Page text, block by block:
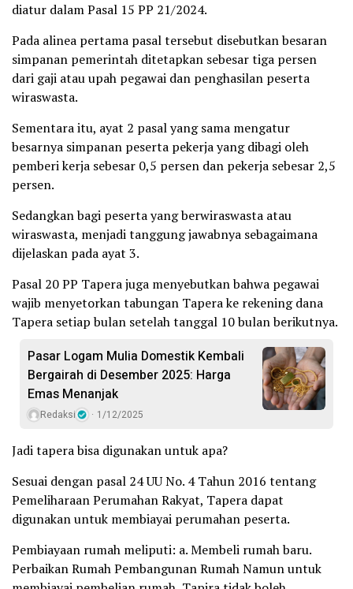
diatur dalam Pasal 15 PP 21/2024.
Pada alinea pertama pasal tersebut disebutkan besaran
simpanan pemerintah ditetapkan sebesar tiga persen
dari gaji atau upah pegawai dan penghasilan peserta
wiraswasta.
Sementara itu, ayat 2 pasal yang sama mengatur
besarnya simpanan peserta pekerja yang dibagi oleh
pemberi kerja sebesar 0,5 persen dan pekerja sebesar 2,5
persen.
Sedangkan bagi peserta yang berwiraswasta atau
wiraswasta, menjadi tanggung jawabnya sebagaimana
dijelaskan pada ayat 3.
Pasal 20 PP Tapera juga menyebutkan bahwa pegawai
wajib menyetorkan tabungan Tapera ke rekening dana
Tapera setiap bulan setelah tanggal 10 bulan berikutnya.
Pasar Logam Mulia Domestik Kembali
Bergairah di Desember 2025: Harga
Emas Menanjak
Redaksi 1/12/2025
Jadi tapera bisa digunakan untuk apa?
Sesuai dengan pasal 24 UU No. 4 Tahun 2016 tentang
Pemeliharaan Perumahan Rakyat, Tapera dapat
digunakan untuk membiayai perumahan peserta.
Pembiayaan rumah meliputi: a. Membeli rumah baru.
Perbaikan Rumah Pembangunan Rumah Namun untuk